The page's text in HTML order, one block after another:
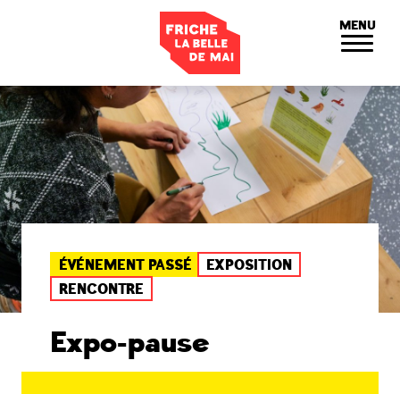
MENU
ÉVÉNEMENT PASSÉ
EXPOSITION
RENCONTRE
Expo-pause
Panneau de gestion des cookies